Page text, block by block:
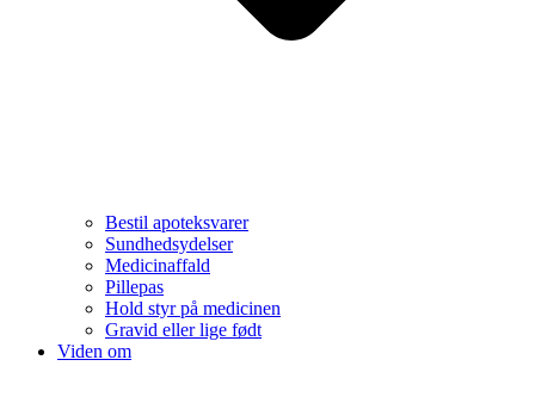
Bestil apoteksvarer
Sundhedsydelser
Medicinaffald
Pillepas
Hold styr på medicinen
Gravid eller lige født
Viden om